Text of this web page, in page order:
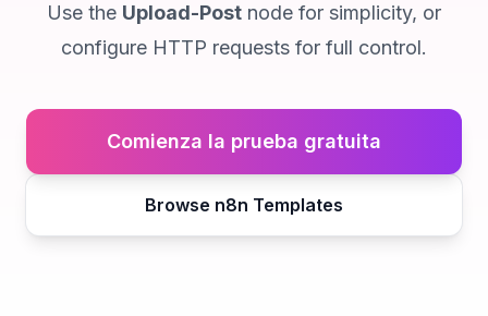
Use the Upload-Post node for simplicity, or
configure HTTP requests for full control.
Comienza la prueba gratuita
Browse n8n Templates